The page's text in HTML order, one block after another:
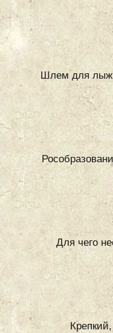
Шлем для
Для чего